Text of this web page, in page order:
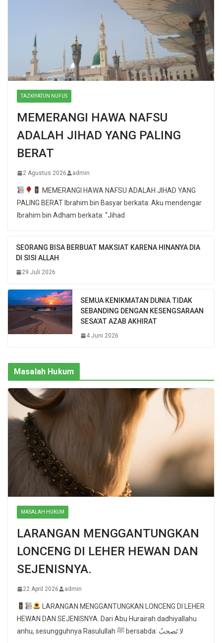
TAZKIYATUN NUFUS
MEMERANGI HAWA NAFSU
ADALAH JIHAD YANG PALING
BERAT
2 Agustus 2026 admin
MEMERANGI HAWA NAFSU ADALAH JIHAD YANG
PALING BERAT Ibrahim bin Basyar berkata: Aku mendengar
Ibrahim bin Adham berkata: “Jihad
SEORANG BISA BERBUAT MAKSIAT KARENA HINANYA DIA
DI SISI ALLAH
29 Juli 2026
SEMUA KENIKMATAN DUNIA TIDAK
SEBANDING DENGAN KESENGSARAAN
SESA’AT AZAB AKHIRAT
4 Juni 2026
Masalah Hukum
MASALAH HUKUM
LARANGAN MENGGANTUNGKAN
LONCENG DI LEHER HEWAN DAN
SEJENISNYA.
22 April 2026 admin
LARANGAN MENGGANTUNGKAN LONCENG DI LEHER
HEWAN DAN SEJENISNYA. Dari Abu Hurairah dadhiyallahu
anhu, sesungguhnya Rasulullah ﷺ bersabda: لا تَصحبُ